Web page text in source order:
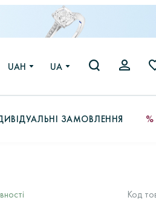
UAH UA
ЗАМОВЛЕННЯ %
Код